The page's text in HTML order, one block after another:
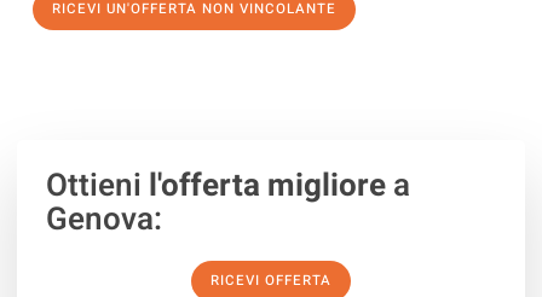
RICEVI UN'OFFERTA NON VINCOLANTE
Ottieni l'offerta migliorea
Genova:
RICEVI OFFERTA